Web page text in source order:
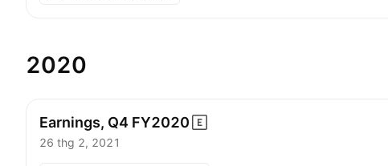
2020
Earnings, Q4 FY2020
26 thg 2, 2021